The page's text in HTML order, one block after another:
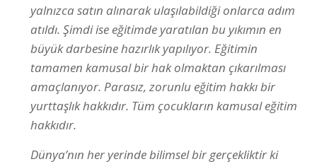
yalnızca satın alınarak ulaşılabildiği onlarca adım
atıldı. Şimdi ise eğitimde yaratılan bu yıkımın en
büyük darbesine hazırlık yapılıyor. Eğitimin
tamamen kamusal bir hak olmaktan çıkarılması
amaçlanıyor. Parasız, zorunlu eğitim hakkı bir
yurttaşlık hakkıdır. Tüm çocukların kamusal eğitim
hakkıdır.
Dünya’nın her yerinde bilimsel bir gerçekliktir ki